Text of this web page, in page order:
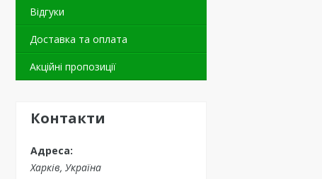
Відгуки
Доставка та оплата
Акційні пропозиції
Контакти
Харків, Україна